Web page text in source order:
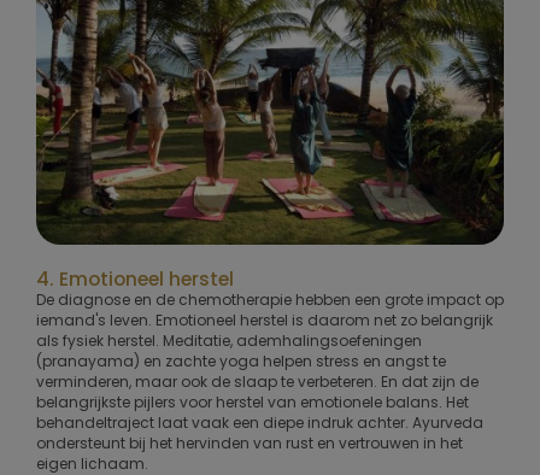
4. Emotioneel herstel
De diagnose en de chemotherapie hebben een grote impact op
iemand's leven. Emotioneel herstel is daarom net zo belangrijk
als fysiek herstel. Meditatie, ademhalingsoefeningen
(pranayama) en zachte yoga helpen stress en angst te
verminderen, maar ook de slaap te verbeteren. En dat zijn de
belangrijkste pijlers voor herstel van emotionele balans. Het
behandeltraject laat vaak een diepe indruk achter. Ayurveda
ondersteunt bij het hervinden van rust en vertrouwen in het
eigen lichaam.